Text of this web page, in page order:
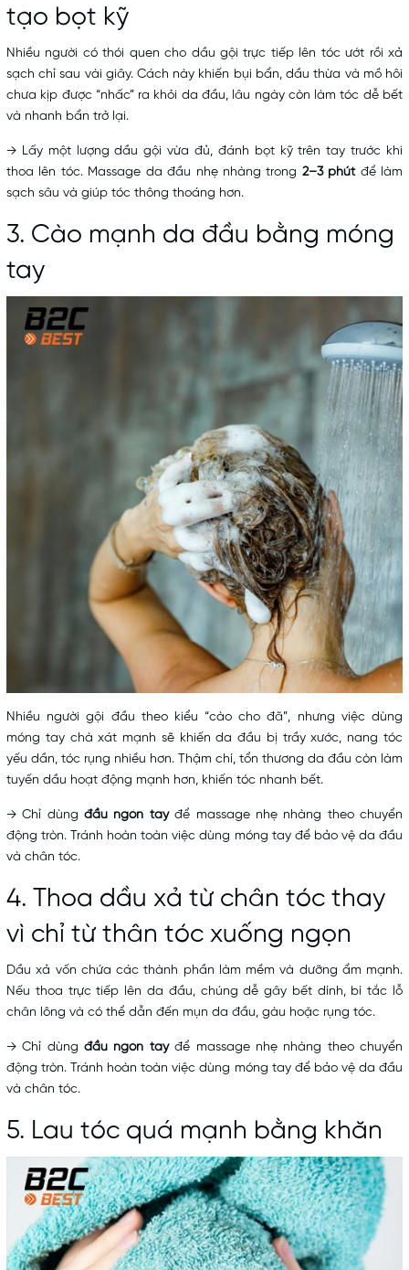
tạo bọt kỹ
Nhiều người có thói quen cho dầu gội trực tiếp lên tóc ướt rồi xả
sạch chỉ sau vài giây. Cách này khiến bụi bẩn, dầu thừa và mồ hôi
chưa kịp được “nhấc” ra khỏi da đầu, lâu ngày còn làm tóc dễ bết
và nhanh bẩn trở lại.
→ Lấy một lượng dầu gội vừa đủ, đánh bọt kỹ trên tay trước khi
thoa lên tóc. Massage da đầu nhẹ nhàng trong 2–3 phútđể làm
sạch sâu và giúp tóc thông thoáng hơn.
3. Cào mạnh da đầu bằng móng
tay
Nhiều người gội đầu theo kiểu “cào cho đã”, nhưng việc dùng
móng tay chà xát mạnh sẽ khiến da đầu bị trầy xước, nang tóc
yếu dần, tóc rụng nhiều hơn. Thậm chí, tổn thương da đầu còn làm
tuyến dầu hoạt động mạnh hơn, khiến tóc nhanh bết.
→ Chỉ dùngđầu ngón tayđể massage nhẹ nhàng theo chuyển
động tròn. Tránh hoàn toàn việc dùng móng tay để bảo vệ da đầu
và chân tóc.
4. Thoa dầu xả từ chân tóc thay
vì chỉ từ thân tóc xuống ngọn
Dầu xả vốn chứa các thành phần làm mềm và dưỡng ẩm mạnh.
Nếu thoa trực tiếp lên da đầu, chúng dễ gây bết dính, bí tắc lỗ
chân lông và có thể dẫn đến mụn da đầu, gàu hoặc rụng tóc.
→ Chỉ dùngđầu ngón tayđể massage nhẹ nhàng theo chuyển
động tròn. Tránh hoàn toàn việc dùng móng tay để bảo vệ da đầu
và chân tóc.
5. Lau tóc quá mạnh bằng khăn